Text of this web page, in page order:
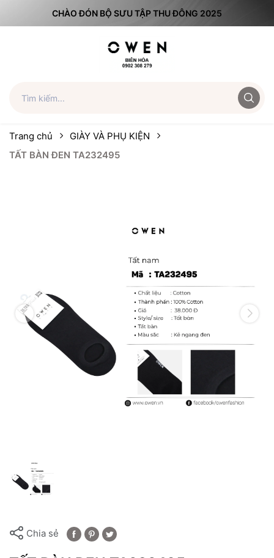
CHÀO ĐÓN BỘ SƯU TẬP THU ĐÔNG 2025
Trang chủ
GIÀY VÀ PHỤ KIỆN
TẤT BÀN ĐEN TA232495
Chia sẻ